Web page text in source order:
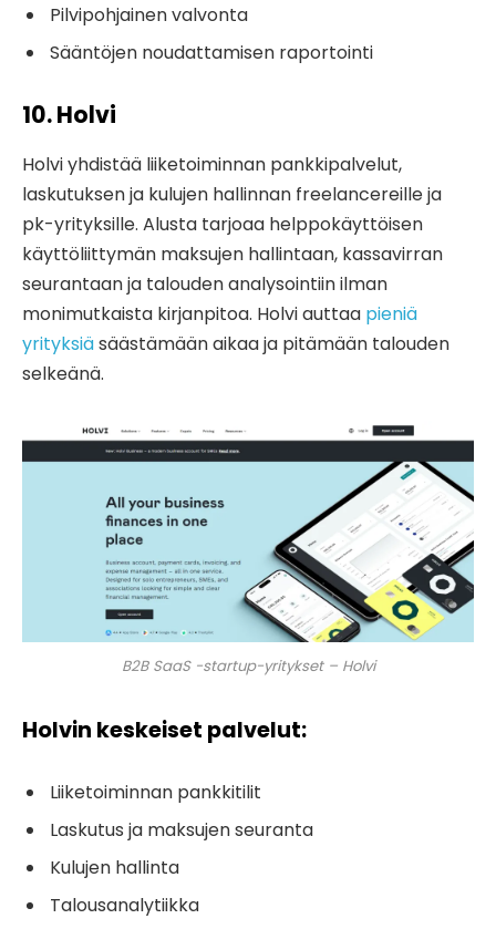
Pilvipohjainen valvonta
Sääntöjen noudattamisen raportointi
10. Holvi
Holvi yhdistää liiketoiminnan pankkipalvelut,
laskutuksen ja kulujen hallinnan freelancereille ja
pk-yrityksille. Alusta tarjoaa helppokäyttöisen
käyttöliittymän maksujen hallintaan, kassavirran
seurantaan ja talouden analysointiin ilman
monimutkaista kirjanpitoa. Holvi auttaa pieniä
yrityksiäsäästämään aikaa ja pitämään talouden
selkeänä.
B2B SaaS -startup-yritykset – Holvi
Holvin keskeiset palvelut:
Liiketoiminnan pankkitilit
Laskutus ja maksujen seuranta
Kulujen hallinta
Talousanalytiikka